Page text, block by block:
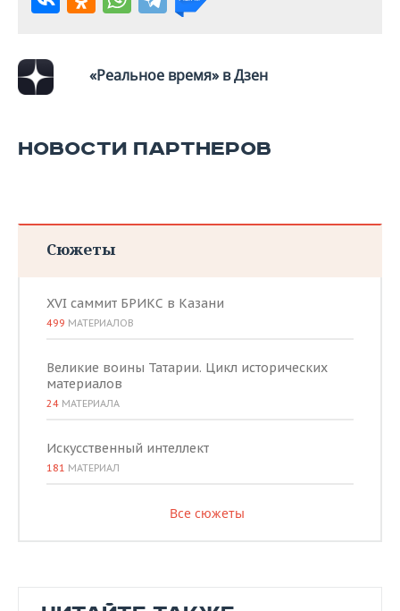
«Реальное время» в Дзен
НОВОСТИ ПАРТНЕРОВ
Сюжеты
XVI саммит БРИКС в Казани
499 МАТЕРИАЛОВ
Великие воины Татарии. Цикл исторических
материалов
24 МАТЕРИАЛА
Искусственный интеллект
181 МАТЕРИАЛ
Все сюжеты